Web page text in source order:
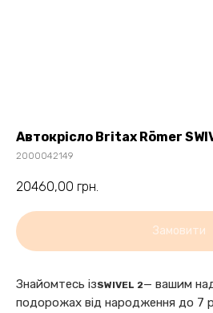
Автокрісло Britax Römer
2000042149
20460,00 грн.
Замовити
Знайомтесь ізSWIVEL 2— вашим
подорожах від народження до 7